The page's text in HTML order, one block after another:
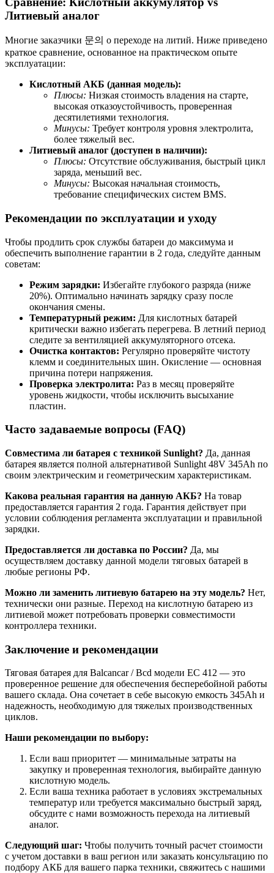
Литиевый аналог
Многие заказчики 문의 о переходе на литий. Ниже приведено
краткое сравнение, основанное на практическом опыте
эксплуатации:
Кислотный АКБ (данная модель):
Плюсы: Низкая стоимость владения на старте,
высокая отказоустойчивость, проверенная
десятилетиями технология.
Минусы: Требует контроля уровня электролита,
более тяжелый вес.
Литиевый аналог (доступен в наличии):
Плюсы: Отсутствие обслуживания, быстрый цикл
заряда, меньший вес.
Минусы: Высокая начальная стоимость,
требование специфических систем BMS.
Рекомендации по эксплуатации и уходу
Чтобы продлить срок службы батареи до максимума и
обеспечить выполнение гарантии в 2 года, следуйте данным
советам:
Режим зарядки: Избегайте глубокого разряда (ниже
20%). Оптимально начинать зарядку сразу после
окончания смены.
Температурный режим: Для кислотных батарей
критически важно избегать перегрева. В летний период
следите за вентиляцией аккумуляторного отсека.
Очистка контактов: Регулярно проверяйте чистоту
клемм и соединительных шин. Окисление — основная
причина потери напряжения.
Проверка электролита: Раз в месяц проверяйте
уровень жидкости, чтобы исключить высыхание
пластин.
Часто задаваемые вопросы (FAQ)
Совместима ли батарея с техникой Sunlight? Да, данная
батарея является полной альтернативой Sunlight 48V 345Ah по
своим электрическим и геометрическим характеристикам.
Какова реальная гарантия на данную АКБ? На товар
предоставляется гарантия 2 года. Гарантия действует при
условии соблюдения регламента эксплуатации и правильной
зарядки.
Предоставляется ли доставка по России? Да, мы
осуществляем доставку данной модели тяговых батарей в
любые регионы РФ.
Можно ли заменить литиевую батарею на эту модель? Нет,
технически они разные. Переход на кислотную батарею из
литиевой может потребовать проверки совместимости
контроллера техники.
Заключение и рекомендации
Тяговая батарея для Balcancar / Bcd модели EC 412 — это
проверенное решение для обеспечения бесперебойной работы
вашего склада. Она сочетает в себе высокую емкость 345Ah и
надежность, необходимую для тяжелых производственных
циклов.
Наши рекомендации по выбору:
Если ваш приоритет — минимальные затраты на
закупку и проверенная технология, выбирайте данную
кислотную модель.
Если ваша техника работает в условиях экстремальных
температур или требуется максимально быстрый заряд,
обсудите с нами возможность перехода на литиевый
аналог.
Следующий шаг: Чтобы получить точный расчет стоимости
с учетом доставки в ваш регион или заказать консультацию по
подбору АКБ для вашего парка техники, свяжитесь с нашими